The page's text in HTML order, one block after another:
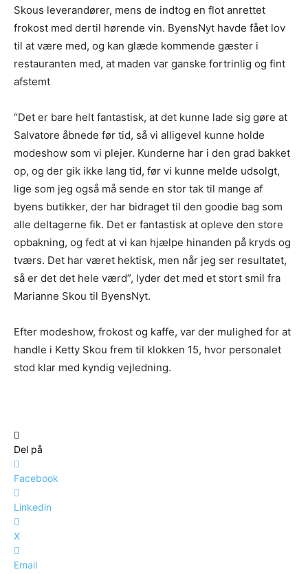
Skous leverandører, mens de indtog en flot anrettet
frokost med dertil hørende vin. ByensNyt havde fået lov
til at være med, og kan glæde kommende gæster i
restauranten med, at maden var ganske fortrinlig og fint
afstemt
“Det er bare helt fantastisk, at det kunne lade sig gøre at
Salvatore åbnede før tid, så vi alligevel kunne holde
modeshow som vi plejer. Kunderne har i den grad bakket
op, og der gik ikke lang tid, før vi kunne melde udsolgt,
lige som jeg også må sende en stor tak til mange af
byens butikker, der har bidraget til den goodie bag som
alle deltagerne fik. Det er fantastisk at opleve den store
opbakning, og fedt at vi kan hjælpe hinanden på kryds og
tværs. Det har været hektisk, men når jeg ser resultatet,
så er det det hele værd”, lyder det med et stort smil fra
Marianne Skou til ByensNyt.
Efter modeshow, frokost og kaffe, var der mulighed for at
handle i Ketty Skou frem til klokken 15, hvor personalet
stod klar med kyndig vejledning.
Del på
Facebook
Linkedin
X
Email